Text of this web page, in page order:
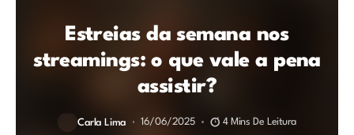
Estreias da semana nos
streamings: o que vale a pena
assistir?
Carla Lima 16/06/2025 4 Mins De Leitura